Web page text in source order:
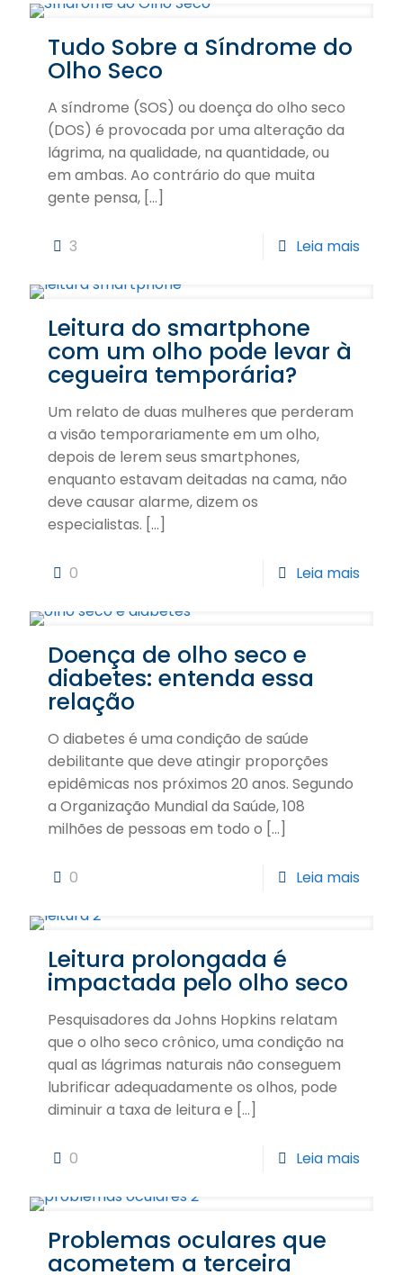
Tudo Sobre a Síndrome do
Olho Seco
A síndrome (SOS) ou doença do olho seco
(DOS) é provocada por uma alteração da
lágrima, na qualidade, na quantidade, ou
em ambas. Ao contrário do que muita
gente pensa, […]
3 Leia mais
Leitura do smartphone
com um olho pode levar à
cegueira temporária?
Um relato de duas mulheres que perderam
a visão temporariamente em um olho,
depois de lerem seus smartphones,
enquanto estavam deitadas na cama, não
deve causar alarme, dizem os
especialistas. […]
0 Leia mais
Doença de olho seco e
diabetes: entenda essa
relação
O diabetes é uma condição de saúde
debilitante que deve atingir proporções
epidêmicas nos próximos 20 anos. Segundo
a Organização Mundial da Saúde, 108
milhões de pessoas em todo o […]
0 Leia mais
Leitura prolongada é
impactada pelo olho seco
Pesquisadores da Johns Hopkins relatam
que o olho seco crônico, uma condição na
qual as lágrimas naturais não conseguem
lubrificar adequadamente os olhos, pode
diminuir a taxa de leitura e […]
0 Leia mais
Problemas oculares que
acometem a terceira